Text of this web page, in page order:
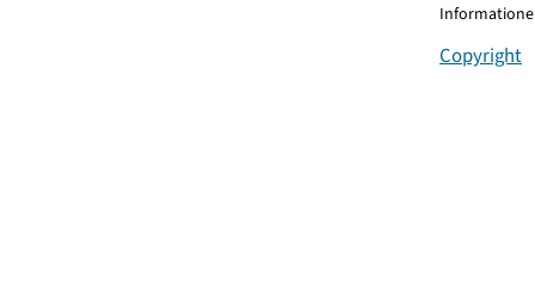
Copyright